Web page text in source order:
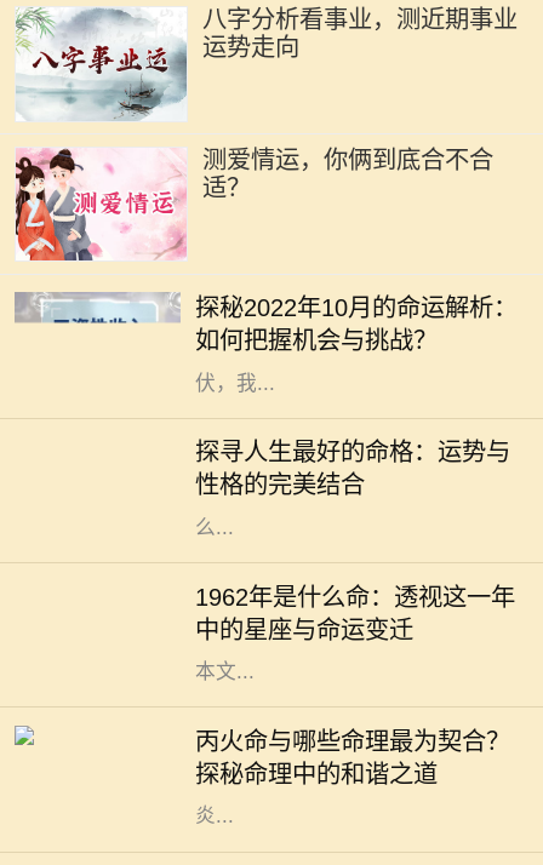
八字分析看事业，测近期事业
运势走向
测爱情运，你俩到底合不合
适？
探秘2022年10月的命运解析：
如何把握机会与挑战？
对我们的生活、工作和人际关系都有
着不可忽视的影响。2022年10月，
正值秋季的深处，各种能量此起彼
伏，我...
探寻人生最好的命格：运势与
性格的完美结合
在我们的人生旅途中，命格的好坏常
常被视为命运的关键。一个良好的命
格能够为我们带来顺遂的机遇、丰盈
的财运和良好的社会关系，但究竟什
么...
1962年是什么命：透视这一年
中的星座与命运变迁
1962年，对于许多人而言，是一个精
彩纷呈的年份。年头的寒风乍起，带
来了新的希望和挑战。在这个年份
中，许多星座将迎来命运的转折点。
本文...
丙火命与哪些命理最为契合？
探秘命理中的和谐之道
在中国的命理学中，五行相生相克的
理论是理解人与人之间关系的重要基
础。其中，丙火命的人，因其性格热
情、光明积极而备受瞩目。他们如同
炎...
在中华文化中，生肖是一个重要的传
统概念，每一个生肖都蕴含着独特的